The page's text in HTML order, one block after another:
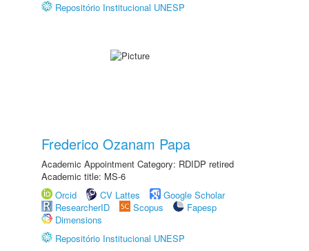
Repositório Institucional UNESP
Frederico Ozanam Papa
Academic Appointment Category: RDIDP retired
Academic title: MS-6
Orcid
CV Lattes
Google Scholar
ResearcherID
Scopus
Fapesp
Dimensions
Repositório Institucional UNESP